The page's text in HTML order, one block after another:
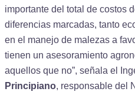
importante del total de costos
diferencias marcadas, tanto
en el manejo de malezas a
tienen un asesoramiento
aquellos que no”, señala el
Principiano, responsable del